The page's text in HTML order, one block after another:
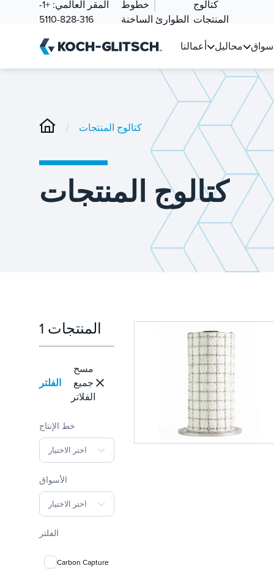
المقر العالمي:
+1-
316-828-5110
خطوط
الطوارئ الساخنة
كتالوج
المنتجات
أعمالنا محاليل
/ كتالوج المنتجات
كتالوج المنتجات
1 المنتجات
الفلتر
مسح
جميع
الفلاتر
خط الإنتاج
اختر الاختيار
الأسواق
اختر الاختيار
الفلتر
Carbon Capture